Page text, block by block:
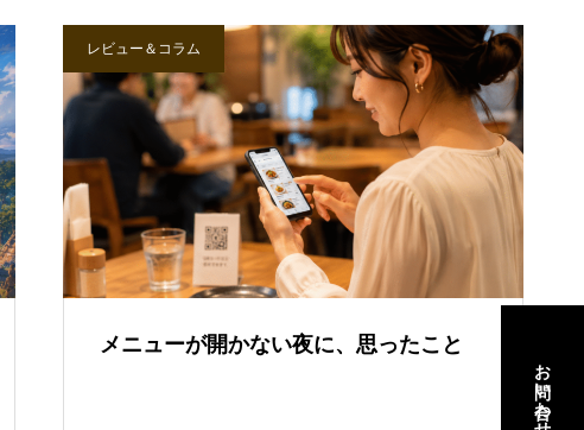
レビュー＆コラム
メニューが開かない夜に、思ったこと
お問い合わせ
お問い合わせ